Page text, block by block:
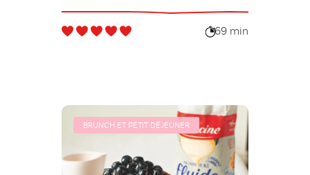
69 min
BRUNCH ET PETIT DÉJEUNER